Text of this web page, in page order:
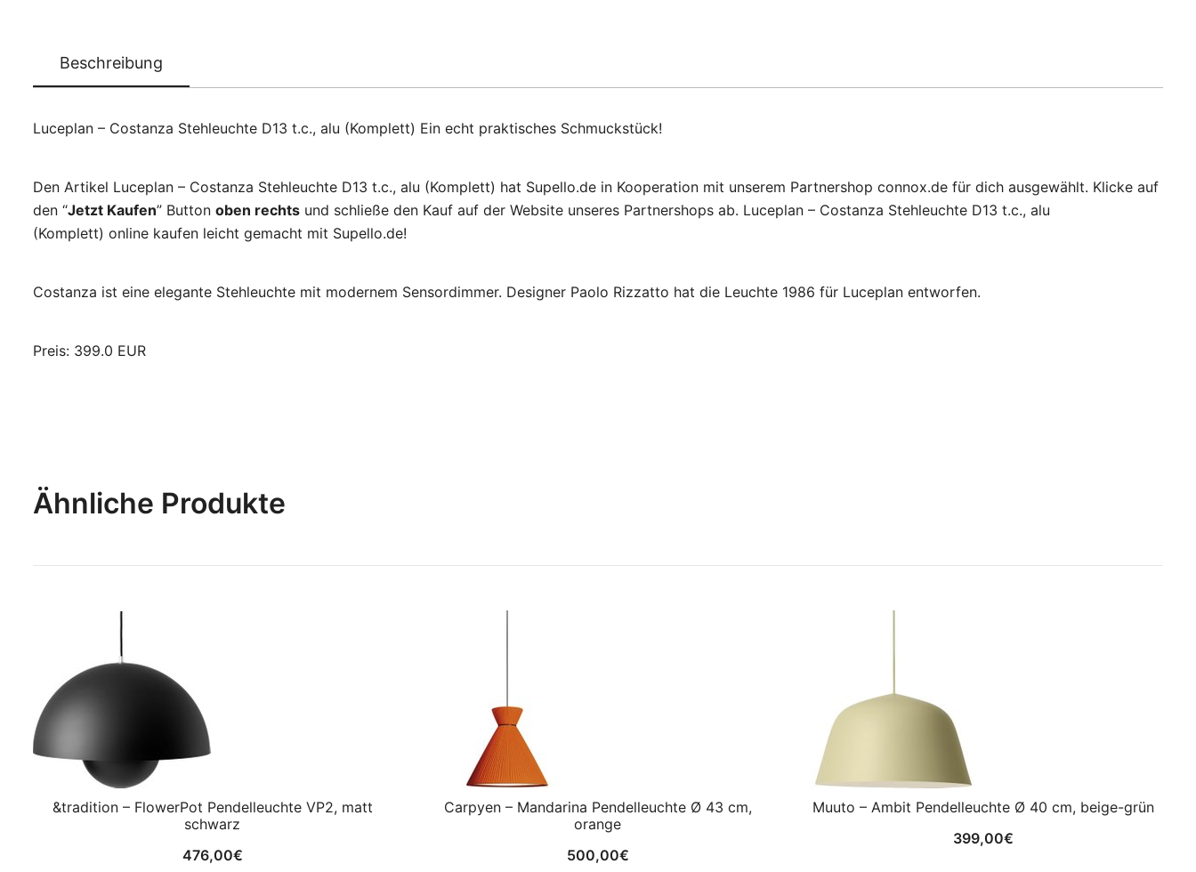
Beschreibung
Luceplan – Costanza Stehleuchte D13 t.c., alu (Komplett) Ein echt praktisches Schmuckstück!
Den Artikel Luceplan – Costanza Stehleuchte D13 t.c., alu (Komplett) hat Supello.de in Kooperation mit unserem Partnershop connox.de für dich ausgewählt. Klicke auf
den “Jetzt Kaufen” Button oben rechts und schließe den Kauf auf der Website unseres Partnershops ab. Luceplan – Costanza Stehleuchte D13 t.c., alu
(Komplett) online kaufen leicht gemacht mit Supello.de!
Costanza ist eine elegante Stehleuchte mit modernem Sensordimmer. Designer Paolo Rizzatto hat die Leuchte 1986 für Luceplan entworfen.
Preis: 399.0 EUR
Ähnliche Produkte
&tradition – FlowerPot Pendelleuchte VP2, matt
schwarz
476,00€
Carpyen – Mandarina Pendelleuchte Ø 43 cm,
orange
500,00€
Muuto – Ambit Pendelleuchte Ø 40 cm, beige-grün
399,00€